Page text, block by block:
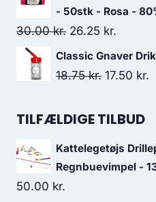
pris
var:
156.25 kr..
pris
- 50stk - Rosa -
30.00kr. Den
oprindelige
pris
30.00 kr..
26.25 kr.
pris
26.25
Classic Gnaver
18.75kr. Den
pris
18.75 kr..
17.50 kr.
TILFÆLDIGE TILBUD
Kattelegetøjs
Regnbuevimpel -
50.00 kr.